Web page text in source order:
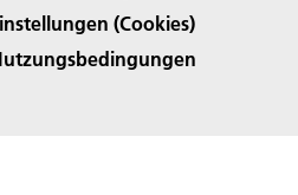
(Cookies)